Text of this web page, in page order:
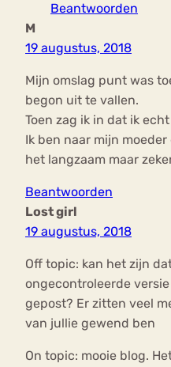
Beantwoorden
M
19 augustus, 2018
Mijn omslag punt was
begon uit te vallen.
Toen zag ik in dat ik
Ik ben naar mijn
het langzaam maar
Beantwoorden
Lost girl
19 augustus, 2018
Off topic: kan het zijn
ongecontroleerde
gepost? Er zitten veel
van jullie gewend ben
On topic: mooie blog.